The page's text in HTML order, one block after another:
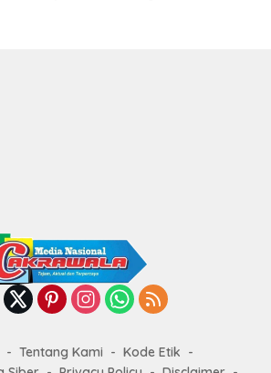
Tentang Kami
Kode Etik